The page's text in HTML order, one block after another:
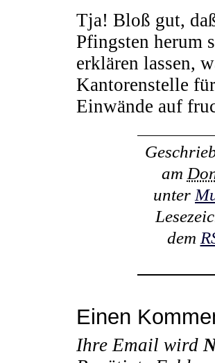
Tja! Bloß gut,
Pfingsten herum
erklären lassen,
Kantorenstelle
Einwände auf
am
unter
dem
Einen
Ihre Email wird